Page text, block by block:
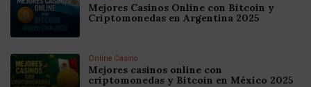
Mejores Casinos Online con Bitcoin y
Criptomonedas en Argentina 2025
Online Casino
Mejores casinos online con
criptomonedas y Bitcoin en México 2025